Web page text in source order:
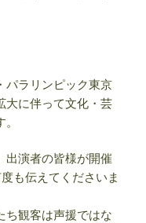
パラリンピック東京
大に伴って文化・芸
出演者の皆様が開催
も伝えてくださいま
ち観客は声援ではな